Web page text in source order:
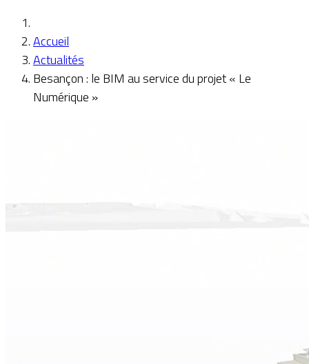
Accueil
Actualités
Besançon : le BIM au service du projet « Le
Numérique »